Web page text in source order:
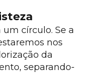
círculo. Se a
nos
da
separando-